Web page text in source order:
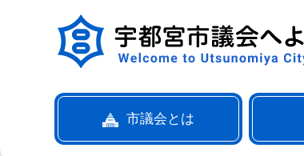
市議会とは